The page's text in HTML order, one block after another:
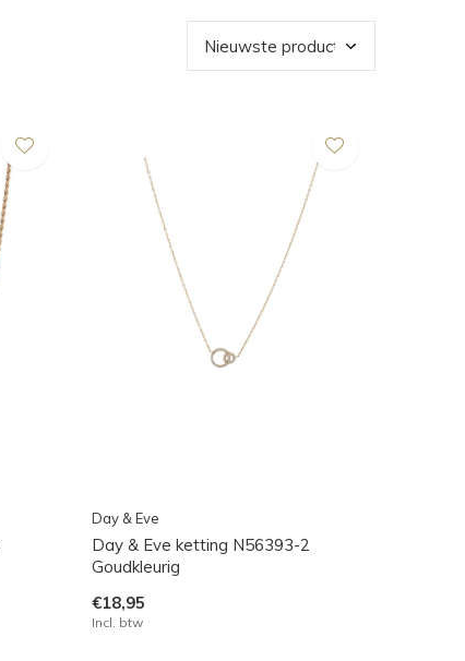
Day & Eve
Day & Eve ketting N56393-2
Goudkleurig
€18,95
Incl. btw